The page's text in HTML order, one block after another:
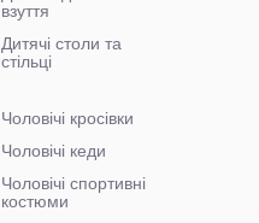
взуття
Дитячі столи та
стільці
Чоловічі кросівки
Чоловічі кеди
Чоловічі спортивні
костюми